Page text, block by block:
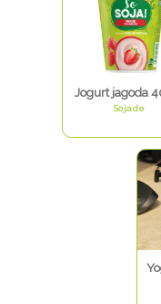
Jogurt jagoda
Sojade